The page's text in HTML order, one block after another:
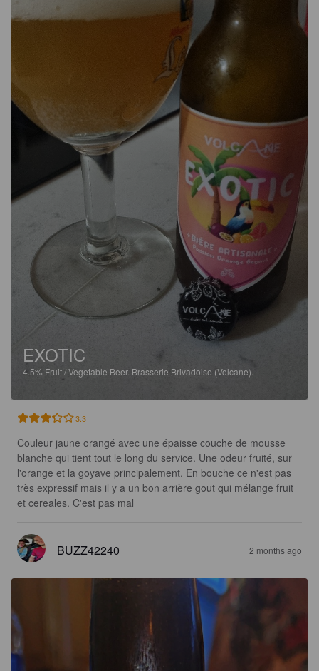
EXOTIC
4.5% Fruit / Vegetable Beer. Brasserie Brivadoise (Volcane).
3.3
Couleur jaune orangé avec une épaisse couche de mousse
blanche qui tient tout le long du service. Une odeur fruité, sur
l'orange et la goyave principalement. En bouche ce n'est pas
très expressif mais il y a un bon arrière gout qui mélange fruit
et cereales. C'est pas mal
BUZZ42240 2 months ago